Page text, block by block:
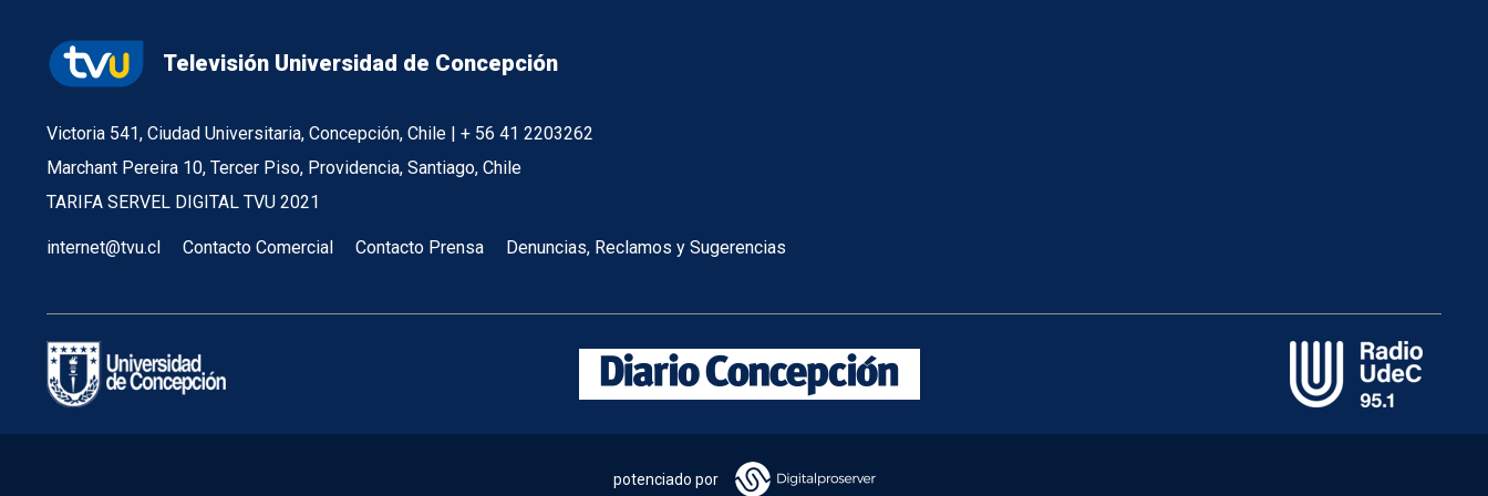
Televisión Universidad de Concepción
Victoria 541, Ciudad Universitaria, Concepción, Chile | + 56 41 2203262
Marchant Pereira 10, Tercer Piso, Providencia, Santiago, Chile
TARIFA SERVEL DIGITAL TVU 2021
internet@tvu.cl Contacto Comercial Contacto Prensa Denuncias, Reclamos y Sugerencias
potenciado por